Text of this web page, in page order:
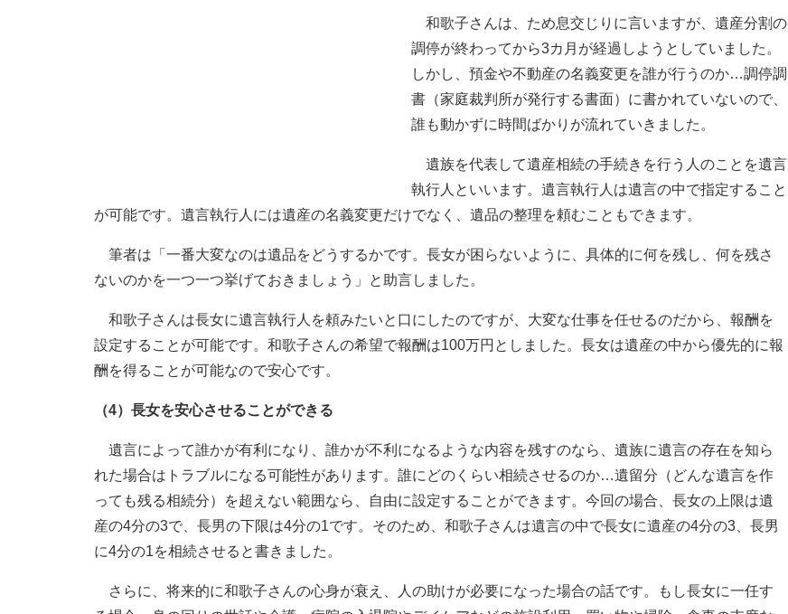
和歌子さんは、ため息交じりに言いますが、遺産分割の
調停が終わってから3カ月が経過しようとしていました。
しかし、預金や不動産の名義変更を誰が行うのか…調停調
書（家庭裁判所が発行する書面）に書かれていないので、
誰も動かずに時間ばかりが流れていきました。
遺族を代表して遺産相続の手続きを行う人のことを遺言
執行人といいます。遺言執行人は遺言の中で指定すること
が可能です。遺言執行人には遺産の名義変更だけでなく、遺品の整理を頼むこともできます。
筆者は「一番大変なのは遺品をどうするかです。長女が困らないように、具体的に何を残し、何を残さ
ないのかを一つ一つ挙げておきましょう」と助言しました。
和歌子さんは長女に遺言執行人を頼みたいと口にしたのですが、大変な仕事を任せるのだから、報酬を
設定することが可能です。和歌子さんの希望で報酬は100万円としました。長女は遺産の中から優先的に報
酬を得ることが可能なので安心です。
（4）長女を安心させることができる
遺言によって誰かが有利になり、誰かが不利になるような内容を残すのなら、遺族に遺言の存在を知ら
れた場合はトラブルになる可能性があります。誰にどのくらい相続させるのか…遺留分（どんな遺言を作
っても残る相続分）を超えない範囲なら、自由に設定することができます。今回の場合、長女の上限は遺
産の4分の3で、長男の下限は4分の1です。そのため、和歌子さんは遺言の中で長女に遺産の4分の3、長男
に4分の1を相続させると書きました。
さらに、将来的に和歌子さんの心身が衰え、人の助けが必要になった場合の話です。もし長女に一任す